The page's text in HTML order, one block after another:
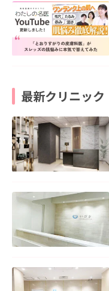
最新クリニック